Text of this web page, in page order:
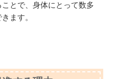
とで、身体にとって数多
ます。